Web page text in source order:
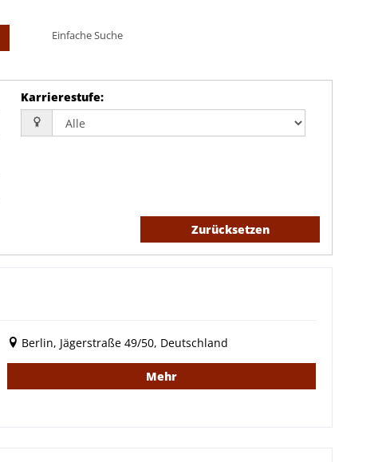
Einfache Suche
Karrierestufe:
Zurücksetzen
Berlin, Jägerstraße 49/50, Deutschland
Mehr